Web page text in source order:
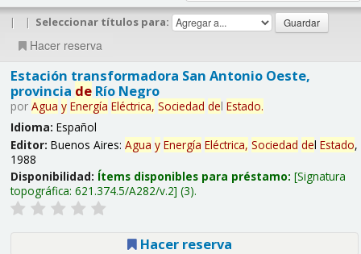
| | Seleccionar títulos para:
Hacer reserva
Estación transformadora San Antonio Oeste,
provincia deRío Negro
por Agua y Energía Eléctrica, Sociedad del Estado.
Idioma: Español
Editor: Buenos Aires: Agua y Energía Eléctrica, Sociedad del Estado,
1988
Disponibilidad: Ítems disponibles para préstamo: Signatura
topográfica: 621.374.5/A282/v.2 (3).
Hacer reserva